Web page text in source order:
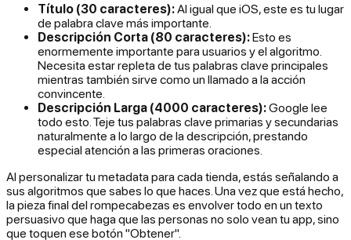
Título (30 caracteres):Al igual que iOS, este es tu lugar
de palabra clave más importante.
Descripción Corta (80 caracteres):Esto es
enormemente importante para usuarios y el algoritmo.
Necesita estar repleta de tus palabras clave principales
mientras también sirve como un llamado a la acción
convincente.
Descripción Larga (4000 caracteres):Google lee
todo esto. Teje tus palabras clave primarias y secundarias
naturalmente a lo largo de la descripción, prestando
especial atención a las primeras oraciones.
Al personalizar tu metadata para cada tienda, estás señalando a
sus algoritmos que sabes lo que haces. Una vez que está hecho,
la pieza final del rompecabezas es envolver todo en un texto
persuasivo que haga que las personas no solo vean tu app, sino
que toquen ese botón "Obtener".